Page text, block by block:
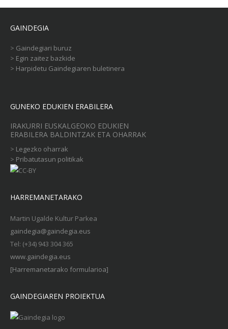
GAINDEGIA
> Gaindegiari buruz
> Egin zaitez bazkide
> Harpidetu Gaindegiaren buletinera
GUNEKO EDUKIEN ERABILERA
IRAKURRI EUSKALGEOKO EDUKIEN
ERABILERA BALDINTZAK ETA OHARRAK
> Legezko oharrak
> Pribatutasun politikak
HARREMANETARAKO
Martin Ugalde Kultur Parkea
gaindegia@gaindegia.eus
Tel: (+34) 943 304 365
www.gaindegia.eus
[Harremanetarako formularioa]
GAINDEGIAREN PROIEKTUA